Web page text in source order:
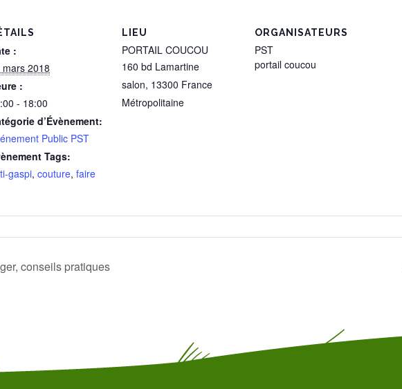
:
mars 2018
:
- 18:00
d’Évènement:
Public PST
Tags:
gaspi, couture, faire
LIEU
PORTAIL COUCOU
160 bd Lamartine
salon, 13300 France
Métropolitaine
ORGANISATEURS
PST
portail coucou
conseils pratiques